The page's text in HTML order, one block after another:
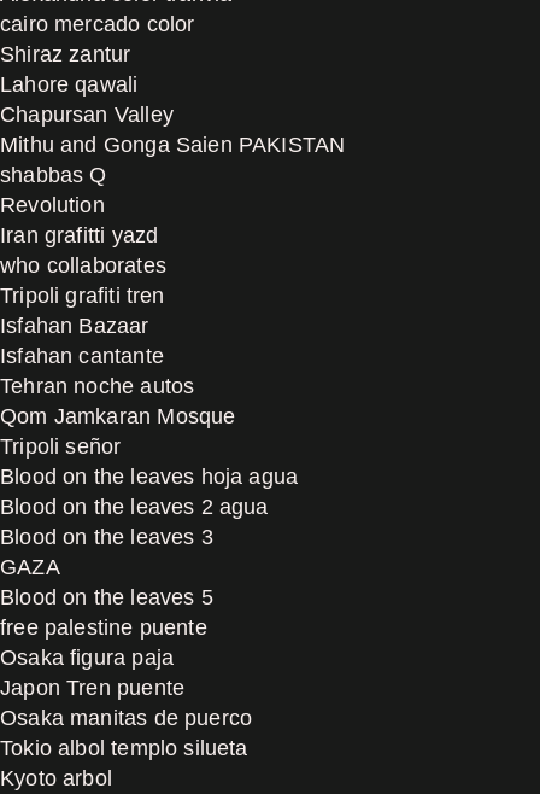
cairo mercado color
Shiraz zantur
Lahore qawali
Chapursan Valley
Mithu and Gonga Saien PAKISTAN
shabbas Q
Revolution
Iran grafitti yazd
who collaborates
Tripoli grafiti tren
Isfahan Bazaar
Isfahan cantante
Tehran noche autos
Qom Jamkaran Mosque
Tripoli señor
Blood on the leaves hoja agua
Blood on the leaves 2 agua
Blood on the leaves 3
GAZA
Blood on the leaves 5
free palestine puente
Osaka figura paja
Japon Tren puente
Osaka manitas de puerco
Tokio albol templo silueta
Kyoto arbol